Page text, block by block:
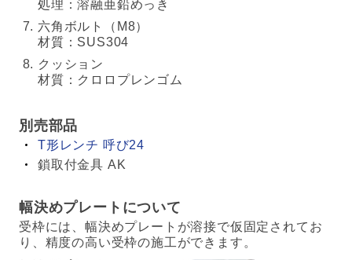
処理：溶融亜鉛めっき
六角ボルト（M8）
材質：SUS304
クッション
材質：クロロプレンゴム
別売部品
T形レンチ 呼び24
鎖取付金具 AK
幅決めプレートについて
受枠には、幅決めプレートが溶接で仮固定されてお
り、精度の高い受枠の施工ができます。